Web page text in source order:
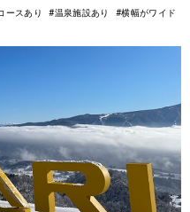
ースあり #温泉施設あり #横幅がワイド